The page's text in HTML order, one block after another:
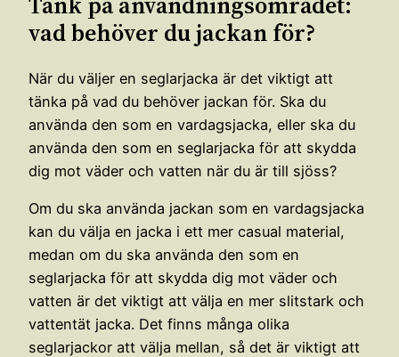
vad behöver du jackan för?
När du väljer en seglarjacka är det viktigt att
tänka på vad du behöver jackan för. Ska du
använda den som en vardagsjacka, eller ska du
använda den som en seglarjacka för att skydda
dig mot väder och vatten när du är till sjöss?
Om du ska använda jackan som en vardagsjacka
kan du välja en jacka i ett mer casual material,
medan om du ska använda den som en
seglarjacka för att skydda dig mot väder och
vatten är det viktigt att välja en mer slitstark och
vattentät jacka. Det finns många olika
seglarjackor att välja mellan, så det är viktigt att